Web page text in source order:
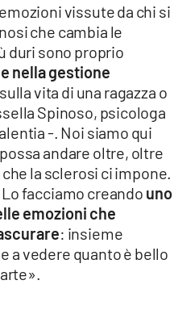
vissute da chi si
che cambia le
duri sono proprio
nella gestione
sulla vita di una ragazza o
Spinoso, psicologa
-. Noi siamo qui
andare oltre, oltre
la sclerosi ci impone.
facciamo creando uno
emozioni che
: insieme
a vedere quanto è bello